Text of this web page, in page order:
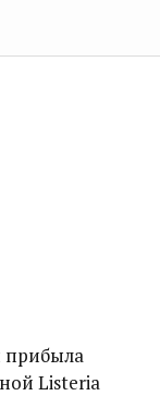
прибыла
Listeria